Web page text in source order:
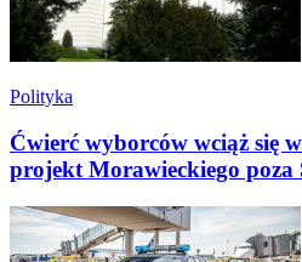
Polityka
Ćwierć wyborców wciąż się
projekt Morawieckiego poza